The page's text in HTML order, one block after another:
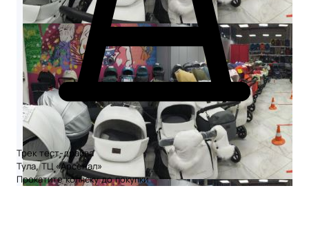
Трек тест-драйва
Тула, ТЦ «Арсенал»
Прокатите коляску до покупки